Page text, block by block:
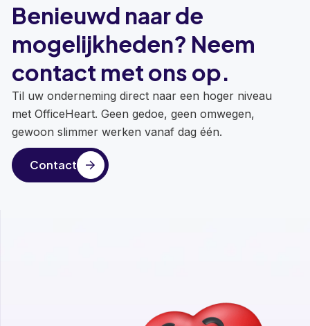
Benieuwd naar de
mogelijkheden? Neem
contact met ons op.
Til uw onderneming direct naar een hoger niveau
met OfficeHeart. Geen gedoe, geen omwegen,
gewoon slimmer werken vanaf dag één.
Contact